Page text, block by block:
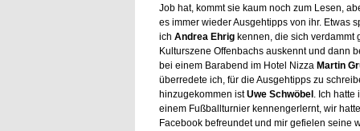
Job hat, kommt sie kaum noch zum Lesen,
es immer wieder Ausgehtipps von ihr. Etwas
ich Andrea Ehrigkennen, die sich verdammt
Kulturszene Offenbachs auskennt und dann
bei einem Barabend im Hotel Nizza Martin
überredete ich, für die Ausgehtipps zu
hinzugekommen istUwe Schwöbel . Ich hatte
einem Fußballturnier kennengerlernt, wir
Facebook befreundet und mir gefielen seine